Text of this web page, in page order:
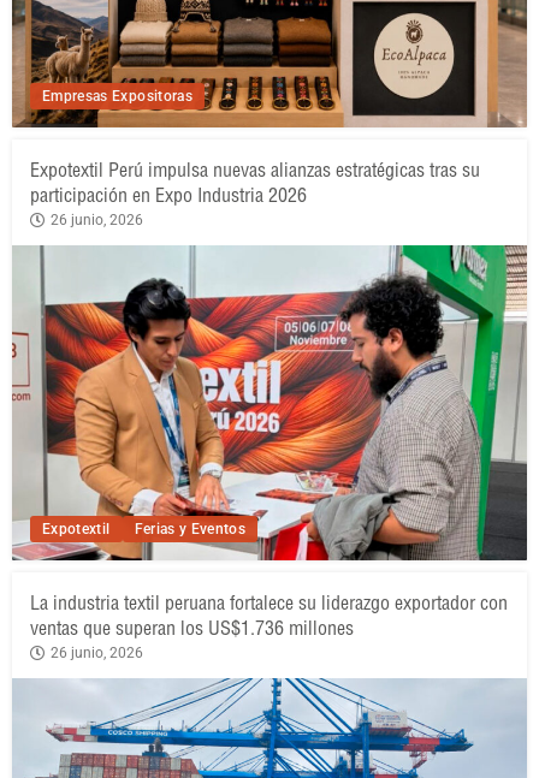
Empresas Expositoras
Expotextil Ferias y Eventos
Expotextil Perú impulsa nuevas alianzas estratégicas tras su
participación en Expo Industria 2026
26 junio, 2026
La industria textil peruana fortalece su liderazgo exportador con
ventas que superan los US$1.736 millones
26 junio, 2026